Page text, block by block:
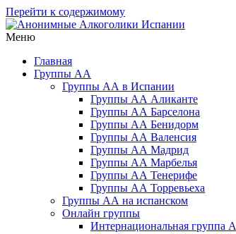
Перейти к содержимому
Меню
Главная
Группы АА
Группы АА в Испании
Группы АА Аликанте
Группы АА Барселона
Группы АА Бенидорм
Группы АА Валенсия
Группы АА Мадрид
Группы АА Марбелья
Группы АА Тенерифе
Группы АА Торревьеха
Группы АА на испанском
Онлайн группы
Интернациональная